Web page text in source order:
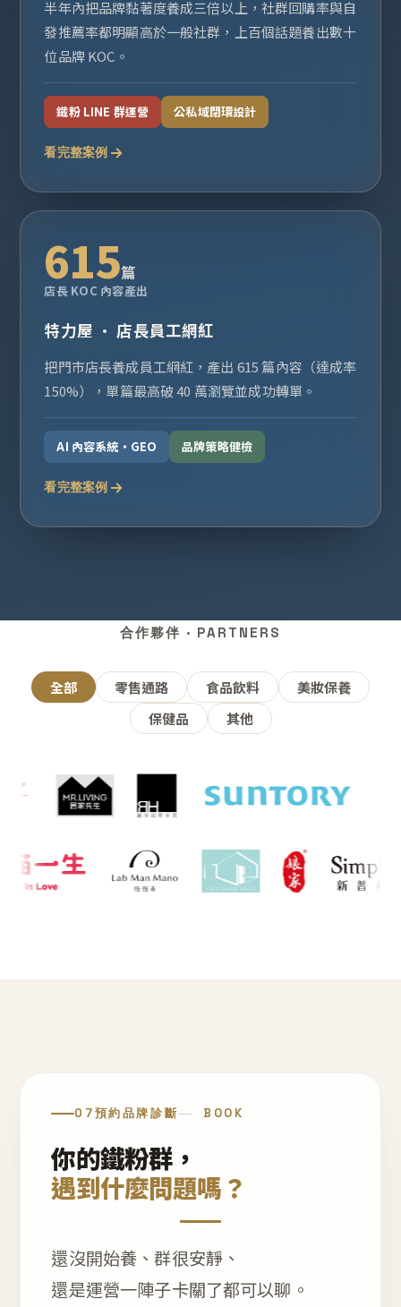
半年內把品牌黏著度養成三倍以上，社群回購率與自
發推薦率都明顯高於一般社群，上百個話題養出數十
位品牌 KOC。
鐵粉 LINE 群運營 公私域閉環設計
看完整案例
615篇
店長 KOC 內容產出
特力屋 · 店長員工網紅
把門市店長養成員工網紅，產出 615 篇內容（達成率
150%），單篇最高破 40 萬瀏覽並成功轉單。
AI 內容系統・GEO 品牌策略健檢
看完整案例
合作夥伴 · PARTNERS
全部 零售通路 食品飲料
美妝保養
保健品
其他
07預約品牌診斷 BOOK
你的鐵粉群，
遇到什麼問題嗎？
還沒開始養、群很安靜、
還是運營一陣子卡關了都可以聊。